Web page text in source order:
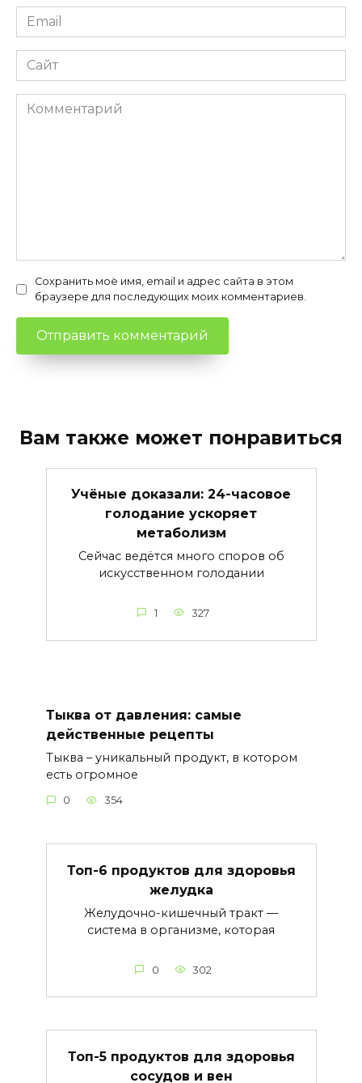
Email
*
Сайт
Комментарий
Сохранить моё имя, email и адрес сайта в этом
браузере для последующих моих комментариев.
Вам также может понравиться
Учёные доказали: 24-часовое
голодание ускоряет
метаболизм
Сейчас ведётся много споров об
искусственном голодании
1 327
Тыква от давления: самые
действенные рецепты
Тыква – уникальный продукт, в котором
есть огромное
0 354
Топ-6 продуктов для здоровья
желудка
Желудочно-кишечный тракт —
система в организме, которая
0 302
Топ-5 продуктов для здоровья
сосудов и вен